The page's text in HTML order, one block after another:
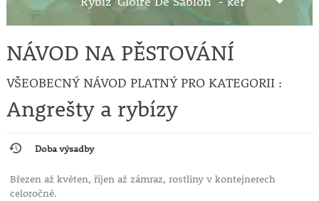
NÁVOD NA PĚSTOVÁNÍ
VŠEOBECNÝ NÁVOD PLATNÝ PRO KATEGORII :
Angrešty a rybízy
Doba výsadby
Březen až květen, říjen až zámraz, rostliny v kontejnerech
celoročně.